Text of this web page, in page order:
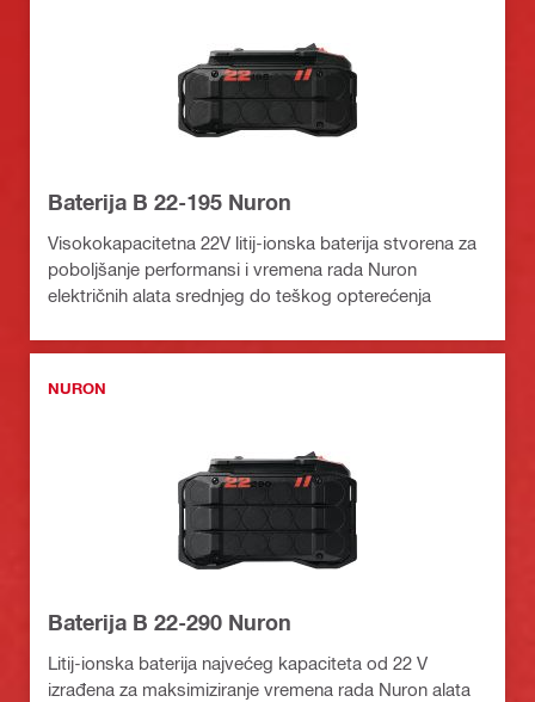
Baterija B 22-195 Nuron
Visokokapacitetna 22V litij-ionska baterija stvorena za
poboljšanje performansi i vremena rada Nuron
električnih alata srednjeg do teškog opterećenja
NURON
Baterija B 22-290 Nuron
Litij-ionska baterija najvećeg kapaciteta od 22 V
izrađena za maksimiziranje vremena rada Nuron alata